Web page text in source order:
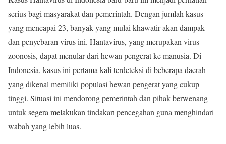
serius bagi masyarakat dan pemerintah. Dengan jumlah kasus
yang mencapai 23, banyak yang mulai khawatir akan dampak
dan penyebaran virus ini. Hantavirus, yang merupakan virus
zoonosis, dapat menular dari hewan pengerat ke manusia. Di
Indonesia, kasus ini pertama kali terdeteksi di beberapa daerah
yang dikenal memiliki populasi hewan pengerat yang cukup
tinggi. Situasi ini mendorong pemerintah dan pihak berwenang
untuk segera melakukan tindakan pencegahan guna menghindari
wabah yang lebih luas.